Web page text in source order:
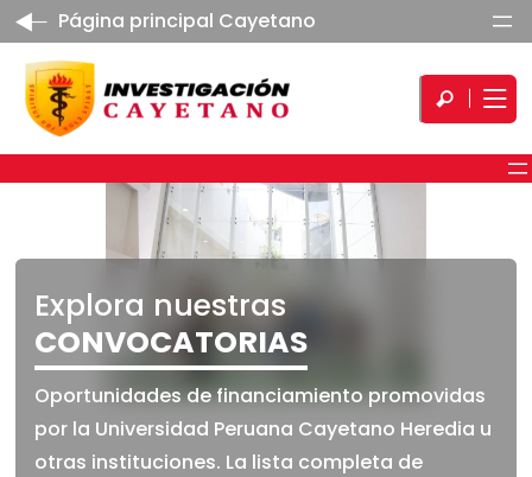
Página principal Cayetano
Explora nuestras
CONVOCATORIAS
Oportunidades de financiamiento promovidas
por la Universidad Peruana Cayetano Heredia u
otras instituciones. La lista completa de